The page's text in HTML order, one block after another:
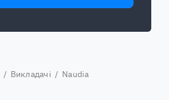
/ Викладачі / Naudia